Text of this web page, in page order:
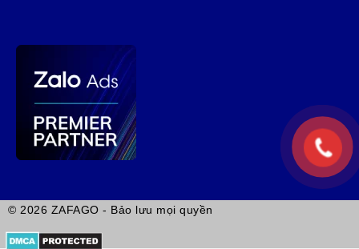
© 2026 ZAFAGO - Bảo lưu mọi quyền